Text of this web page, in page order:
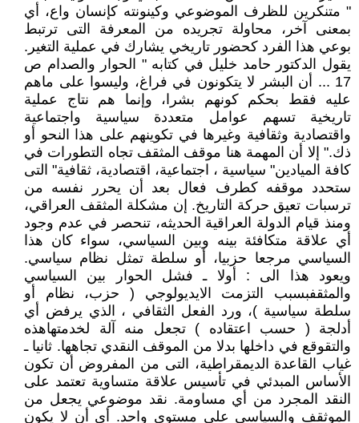
" متنكرين للظرف الموضوعي وكينونته كإنسان واع، أي
بمعنى آخر، محاولة تجريده من المعرفة التى ترتبط
بوعي هذا الفرد كحضور تاريخي يشارك في عملية التغير.
يقول الدكتور حامد خليل في كتابه " الحوار والصدام ص
17 ... أن البشر لا يتكونون في فراغ، وليسوا على ماهم
عليه فقط بحكم كونهم بشرا، وإنما هم نتاج عملية
تاريخية تسهم عوامل متعددة سياسية واجتماعية
واقتصادية وثقافية وغيرها في تكوينهم على هذا النحو أو
ذك." إلا أن المهمة هنا موقف المثقف تجاه التطورات في
كافة الميادين" سياسية ، اجتماعية، اقتصادية، ثقافية" التى
ستحدد موقفه كطرف فعال بعد أن يحرر نفسه من
ترسبات تعيق حركة التاريخ. إن مشكلة المثقف العراقي،
ومنذ قيام الدولة العراقية الحديثه، تنحصر في عدم وجود
أي علاقة متكافئة بينه وبين السياسي، سواء كان هذا
السياسي مرجعا حزبيا، أو سلطة تمثل نظام سياسي.
ويعود هذا الى : أولا ـ فشل الحوار بين السياسي
والمثقفبسبب التزمت الايديولوجي ( حزب، نظام أو
سلطة سياسية )، ورد الفعل الثقافي ، الذي يرفض أي
أدلجة ( حسب اعتقاده ) تجعل منه آلة لخدمتهاهذه
والتقوقع في داخلها بدلا من الموقف النقدي تجاهها. ثانيا ـ
غياب القاعدة الديمقراطية، التى من المفروض أن تكون
الأساس المبدئي في تأسيس علاقة متساوية تعتمد على
النقد المجرد من أي مساومة. نقد موضوعي يجعل من
الموثقف والسياسي على مستوى واحد. أي أن لا يكون